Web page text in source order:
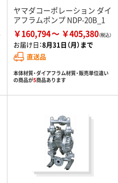
ヤマダコーポレーション ダイ
アフラムポンプ NDP-20B_1
￥160,794 ￥405,380
お届け日：8月31日（月）まで
直送品
本体材質・ダイアフラム材質・販売単位違い
の商品が5商品あります